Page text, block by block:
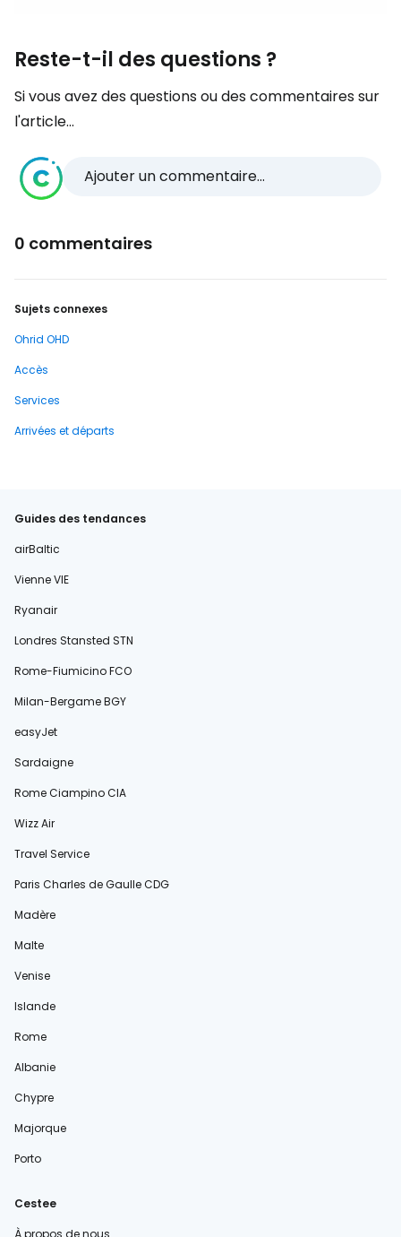
Reste-t-il des questions ?
Si vous avez des questions ou des commentaires sur
l'article...
Ajouter un commentaire...
0 commentaires
Sujets connexes
Ohrid OHD
Accès
Services
Arrivées et départs
Guides des tendances
airBaltic
Vienne VIE
Ryanair
Londres Stansted STN
Rome-Fiumicino FCO
Milan-Bergame BGY
easyJet
Sardaigne
Rome Ciampino CIA
Wizz Air
Travel Service
Paris Charles de Gaulle CDG
Madère
Malte
Venise
Islande
Rome
Albanie
Chypre
Majorque
Porto
Cestee
À propos de nous